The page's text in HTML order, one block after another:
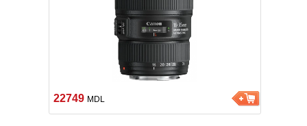
22749 MDL